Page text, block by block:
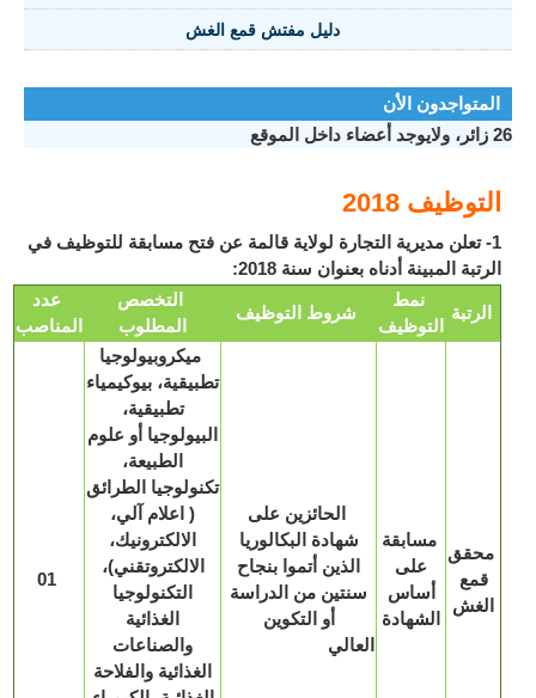
دليل مفتش قمع الغش
الأن
2018
تعلن مديرية التجارة لولاية قالمة عن فتح مسابقة للتوظيف في
المبينة أدناه بعنوان سنة 2018:
عدد
المناصب
التخصص
المطلوب
شروط التوظيف
التوظيف
01
ميكروبيولوجيا
تطبيقية، بيوكيمياء
تطبيقية،
البيولوجيا أو علوم
الطبيعة،
تكنولوجيا الطرائق
( اعلام آلي،
الالكترونيك،
الالكتروتقني)،
التكنولوجيا
والصناعات
الغذائية والفلاحة
الحائزين على
شهادة البكالوريا
الذين أتموا بنجاح
سنتين من الدراسة
أو التكوين
العالي
مسابقة
على
أساس
الشهادة